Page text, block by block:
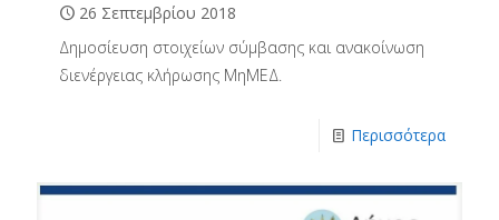
26 Σεπτεμβρίου 2018
Δημοσίευση στοιχείων σύμβασης και ανακοίνωση
διενέργειας κλήρωσης ΜηΜΕΔ.
Περισσότερα